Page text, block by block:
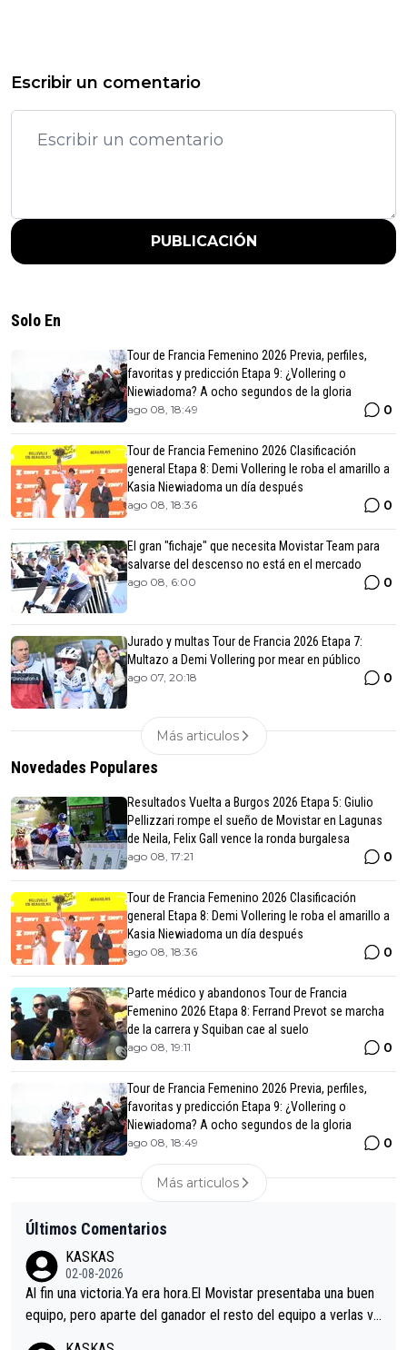
Escribir un comentario
PUBLICACIÓN
Solo En
Tour de Francia Femenino 2026 Previa, perfiles,
favoritas y predicción Etapa 9: ¿Vollering o
Niewiadoma? A ocho segundos de la gloria
ago 08, 18:49 0
Tour de Francia Femenino 2026 Clasificación
general Etapa 8: Demi Vollering le roba el amarillo a
Kasia Niewiadoma un día después
ago 08, 18:36 0
El gran "fichaje" que necesita Movistar Team para
salvarse del descenso no está en el mercado
ago 08, 6:00 0
Jurado y multas Tour de Francia 2026 Etapa 7:
Multazo a Demi Vollering por mear en público
ago 07, 20:18 0
Más articulos
Novedades Populares
Resultados Vuelta a Burgos 2026 Etapa 5: Giulio
Pellizzari rompe el sueño de Movistar en Lagunas
de Neila, Felix Gall vence la ronda burgalesa
ago 08, 17:21 0
Tour de Francia Femenino 2026 Clasificación
general Etapa 8: Demi Vollering le roba el amarillo a
Kasia Niewiadoma un día después
ago 08, 18:36 0
Parte médico y abandonos Tour de Francia
Femenino 2026 Etapa 8: Ferrand Prevot se marcha
de la carrera y Squiban cae al suelo
ago 08, 19:11 0
Tour de Francia Femenino 2026 Previa, perfiles,
favoritas y predicción Etapa 9: ¿Vollering o
Niewiadoma? A ocho segundos de la gloria
ago 08, 18:49 0
Más articulos
Últimos Comentarios
KASKAS
02-08-2026
Al fin una victoria.Ya era hora.El Movistar presentaba una buen
equipo, pero aparte del ganador el resto del equipo a verlas ve